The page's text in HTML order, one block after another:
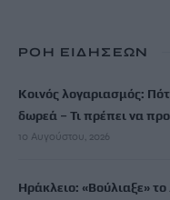
ΡΟΗ ΕΙΔΗΣΕΩΝ
Κοινός λογαριασμός:
δωρεά – Τι πρέπει να
10 Αυγούστου, 2026
Ηράκλειο: «Βούλιαξε»